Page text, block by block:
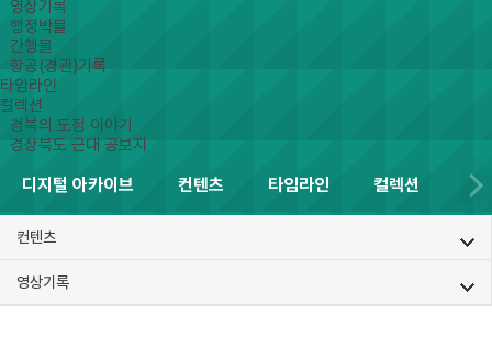
영상기록
행정박물
간행물
항공(경관)기록
타임라인
컬렉션
경북의 도정 이야기
경상북도 근대 공보지
디지털 아카이브 컨텐츠 타임라인 컬렉션
컨텐츠
영상기록